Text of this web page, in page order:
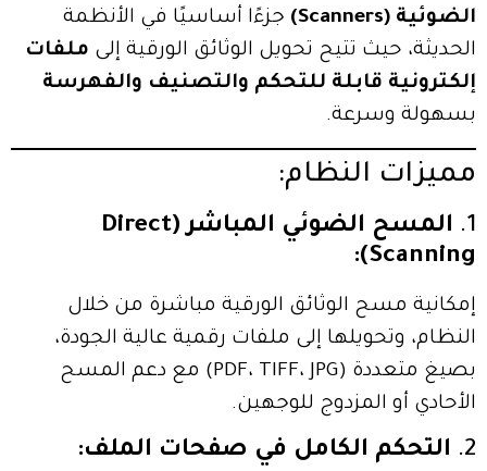
الضوئية (Scanners)
جزءًا أساسيًا في الأنظمة
الحديثة، حيث تتيح تحويل الوثائق الورقية إلى ملفات
إلكترونية قابلة للتحكم والتصنيف والفهرسة
بسهولة وسرعة.
مميزات النظام:
1.
المسح الضوئي المباشر (Direct
Scanning):
إمكانية مسح الوثائق الورقية مباشرة من خلال
النظام، وتحويلها إلى ملفات رقمية عالية الجودة،
بصيغ متعددة (PDF، TIFF، JPG) مع دعم المسح
الأحادي أو المزدوج للوجهين.
2. التحكم الكامل في صفحات الملف: